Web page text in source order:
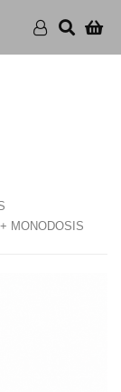
MONODOSIS